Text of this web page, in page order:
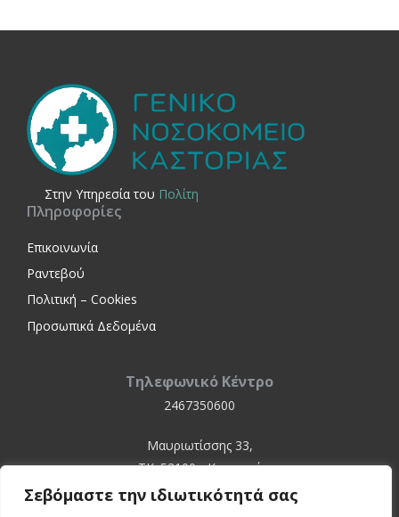
Σεβόμαστε την ιδιωτικότητά σας
Στην Yπηρεσία του Πολίτη
Πληροφορίες
Επικοινωνία
Ραντεβού
Πολιτική – Cookies
Προσωπικά Δεδομένα
Τηλεφωνικό Κέντρο
2467350600
Μαυριωτίσσης 33,
ΤΚ. 52100 - Καστοριά